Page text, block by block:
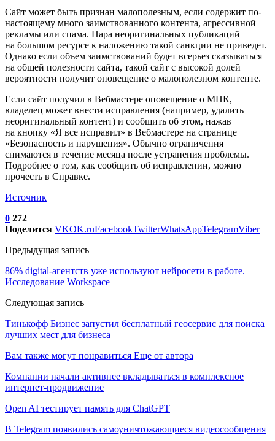
Сайт может быть признан малополезным, если содержит по-
настоящему много заимствованного контента, агрессивной
рекламы или спама. Пара неоригинальных публикаций
на большом ресурсе к наложению такой санкции не приведет.
Однако если объем заимствований будет всерьез сказываться
на общей полезности сайта, такой сайт с высокой долей
вероятности получит оповещение о малополезном контенте.
Если сайт получил в Вебмастере оповещение о МПК,
владелец может внести исправления (например, удалить
неоригинальный контент) и сообщить об этом, нажав
на кнопку «Я все исправил» в Вебмастере на странице
«Безопасность и нарушения». Обычно ограничения
снимаются в течение месяца после устранения проблемы.
Подробнее о том, как сообщить об исправлении, можно
прочесть в Справке.
Источник
0 272
Поделится VKOK.ruFacebookTwitterWhatsAppTelegramViber
Предыдущая запись
86% digital-агентств уже используют нейросети в работе.
Исследование Workspace
Следующая запись
Тинькофф Бизнес запустил бесплатный геосервис для поиска
лучших мест для бизнеса
Вам также могут понравиться Еще от автора
Компании начали активнее вкладываться в комплексное
интернет-продвижение
Open AI тестирует память для ChatGPT
В Telegram появились самоуничтожающиеся видеосообщения